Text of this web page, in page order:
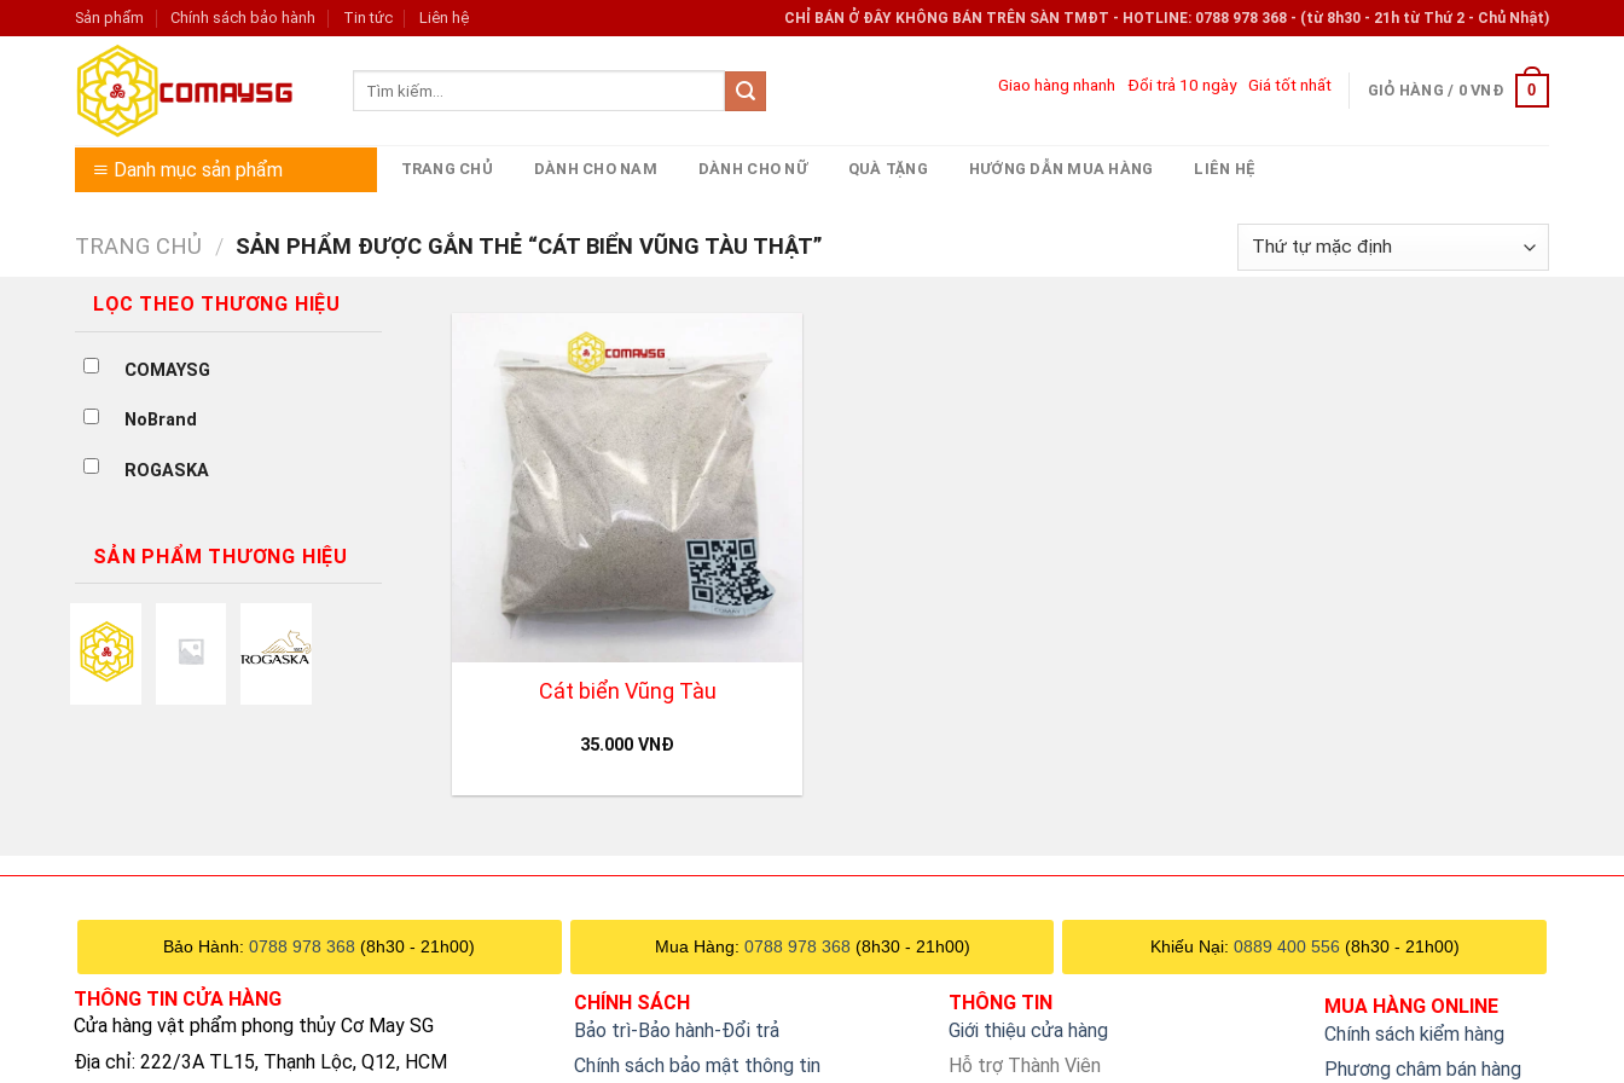
to
Sản phẩm Chính sách bảo hành Tin tức Liên hệ CHỈ BÁN Ở ĐÂY KHÔNG BÁN TRÊN SÀN TMĐT - HOTLINE: 0788 978 368 - (từ 8h30 - 21h từ Thứ 2 - Chủ Nhật)
Giao hàng nhanh Đổi trả 10 ngày Giá tốt nhất GIỎ HÀNG / 0VNĐ 0
Danh mục sản phẩm TRANG CHỦ DÀNH CHO NAM DÀNH CHO NỮ QUÀ TẶNG HƯỚNG DẪN MUA HÀNG LIÊN HỆ
TRANG CHỦ / SẢN PHẨM ĐƯỢC GẮN THẺ “CÁT BIỂN VŨNG TÀU THẬT”
LỌC THEO THƯƠNG HIỆU
COMAYSG
NoBrand
ROGASKA
SẢN PHẨM THƯƠNG HIỆU
Cát biển Vũng Tàu
35.000VNĐ
Bảo Hành:0788 978 368 (8h30 - 21h00) Mua Hàng: 0788 978 368 (8h30 - 21h00) Khiếu Nại: 0889 400 556 (8h30 - 21h00)
THÔNG TIN CỬA HÀNG
Cửa hàng vật phẩm phong thủy Cơ May SG
Địa chỉ: 222/3A TL15, Thạnh Lộc, Q12, HCM
CHÍNH SÁCH
Bảo trì-Bảo hành-Đổi trả
Chính sách bảo mật thông tin
THÔNG TIN
Giới thiệu cửa hàng
Hỗ trợ Thành Viên
MUA HÀNG ONLINE
Chính sách kiểm hàng
Phương châm bán hàng